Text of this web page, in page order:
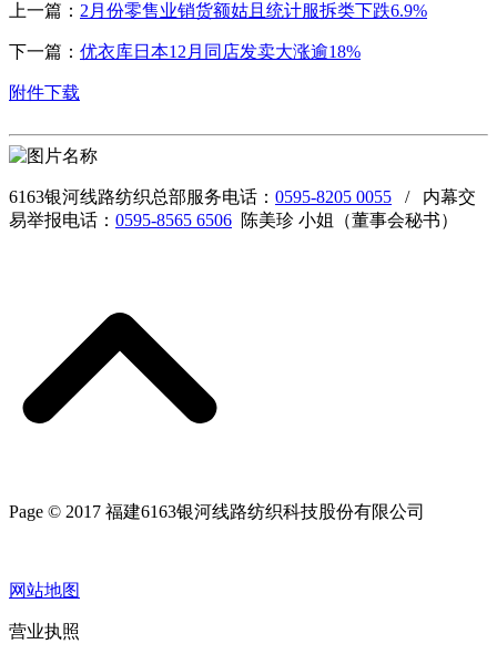
上一篇： 2月份零售业销货额姑且统计服拆类下跌6.9%
下一篇： 优衣库日本12月同店发卖大涨逾18%
附件下载
6163银河线路纺织总部服务电话： 0595-8205 0055 / 内幕交
易举报电话： 0595-8565 6506 陈美珍 小姐（董事会秘书）
Page © 2017 福建6163银河线路纺织科技股份有限公司
网站地图
营业执照